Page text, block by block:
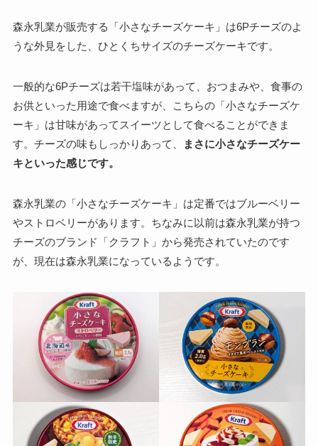
森永乳業が販売する「小さなチーズケーキ」は6Pチーズのよ
うな外見をした、ひとくちサイズのチーズケーキです。
一般的な6Pチーズは若干塩味があって、おつまみや、食事の
お供といった用途で食べますが、こちらの「小さなチーズケ
ーキ」は甘味があってスイーツとして食べることができま
す。チーズの味もしっかりあって、
まさに小さなチーズケー
キといった感じです。
森永乳業の「小さなチーズケーキ」は定番ではブルーベリー
やストロベリーがあります。ちなみに以前は森永乳業が持つ
チーズのブランド「クラフト」から発売されていたのです
が、現在は森永乳業になっているようです。